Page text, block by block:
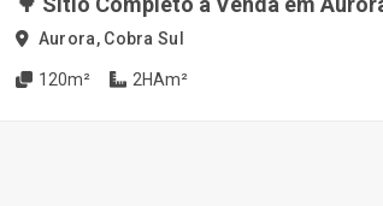
Aurora, Cobra Sul
120m² 2HAm²